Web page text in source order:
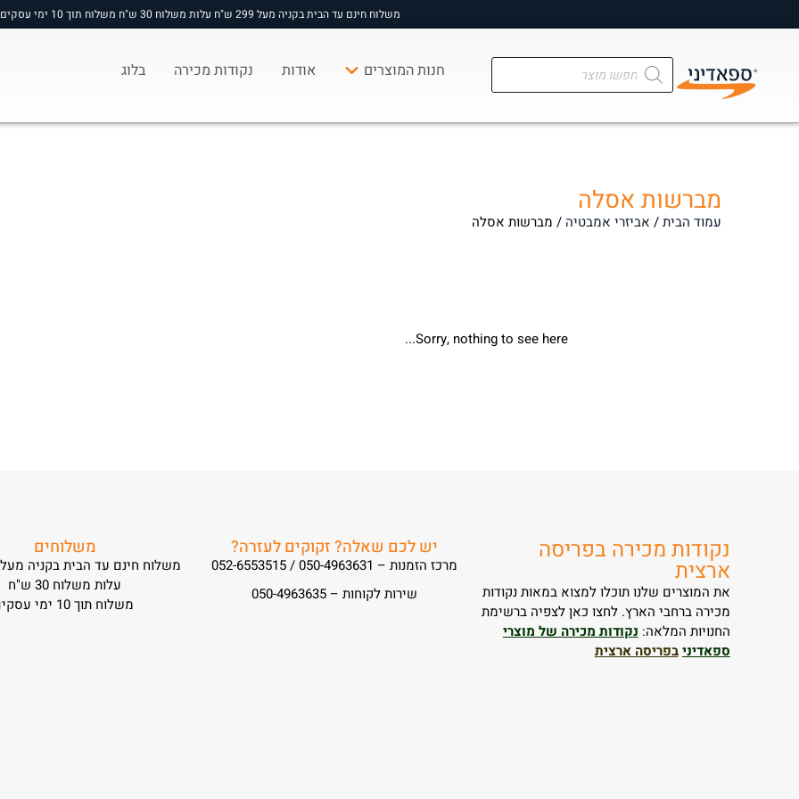
משלוח חינם עד הבית בקניה מעל 299 ש"ח עלות משלוח 30 ש"ח משלוח תוך 10 ימי עסקים
חנות המוצרים אודות נקודות מכירה בלוג
מברשות אסלה
עמוד הבית/ אביזרי אמבטיה / מברשות אסלה
Sorry, nothing to see here...
נקודות מכירה בפריסה
ארצית
את המוצרים שלנו תוכלו למצוא במאות נקודות
מכירה ברחבי הארץ. לחצו כאן לצפיה ברשימת
החנויות המלאה: נקודות מכירה של מוצרי
ספאדיניבפריסה ארצית
יש לכם שאלה? זקוקים לעזרה?
מרכז הזמנות – 050-4963631 / 052-6553515
שירות לקוחות – 050-4963635
משלוחים
משלוח חינם עד הבית בקניה מעל 299
עלות משלוח 30 ש"ח
משלוח תוך 10 ימי עסקים